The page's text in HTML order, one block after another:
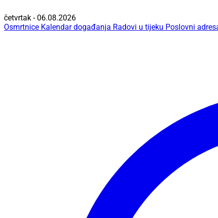
četvrtak - 06.08.2026
Osmrtnice Kalendar događanja Radovi u tijeku Poslovni